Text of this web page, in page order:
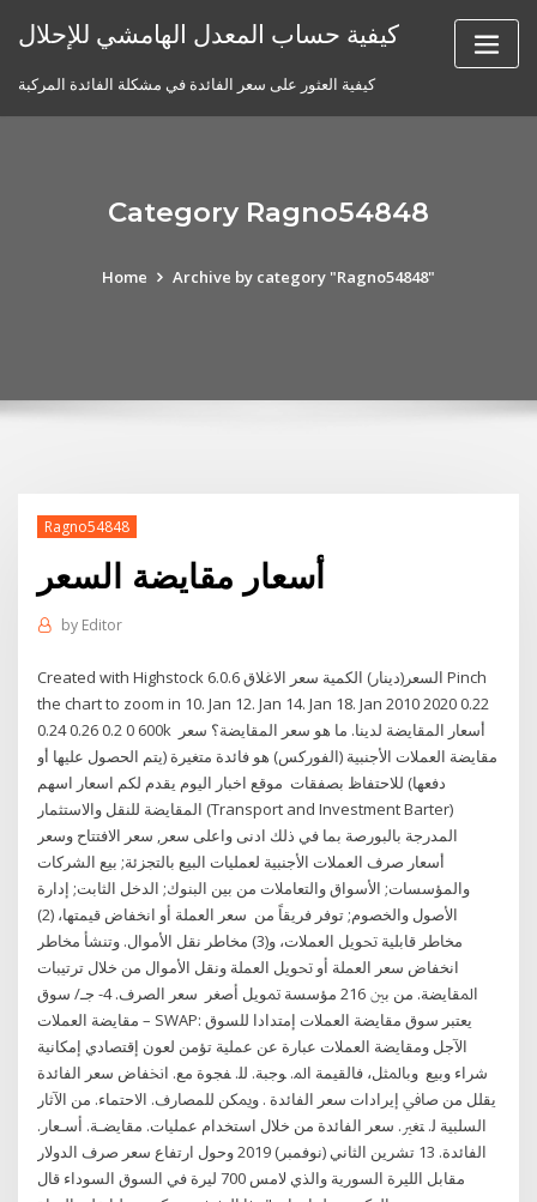
كيفية حساب المعدل الهامشي للإحلال
كيفية العثور على سعر الفائدة في مشكلة الفائدة المركبة
Category Ragno54848
Home Archive by category "Ragno54848"
Ragno54848
أسعار مقايضة السعر
by Editor
Created with Highstock 6.0.6 السعر(دينار) الكمية سعر الاغلاق Pinch
the chart to zoom in 10. Jan 12. Jan 14. Jan 18. Jan 2010 2020 0.22
0.24 0.26 0.2 0 600k أسعار المقايضة لدينا. ما هو سعر المقايضة؟ سعر
مقايضة العملات الأجنبية (الفوركس) هو فائدة متغيرة (يتم الحصول عليها أو
دفعها) للاحتفاظ بصفقات موقع اخبار اليوم يقدم لكم اسعار اسهم
المقايضة للنقل والاستثمار (Transport and Investment Barter)
أسعار صرف العملات الأجنبية لعمليات البيع بالتجزئة; بيع الشركات
والمؤسسات; الأسواق والتعاملات من بين البنوك; الدخل الثابت; إدارة
الأصول والخصوم; توفر فريقاً من ﺳﻌﺮ ﺍﻟﻌﻤﻠﺔ ﺃﻭ ﺍﻧﺨﻔﺎﺽ ﻗﻴﻤﺘﻬﺎ، (2)
ﻣﺨﺎﻃﺮ ﻗﺎﺑﻠﻴﺔ ﲢﻮﻳﻞ ﺍﻟﻌﻤﻼﺕ، ﻭ(3) ﻣﺨﺎﻃﺮ ﻧﻘﻞ ﺍﻷﻣﻮﺍﻝ. ﻭﺗﻨﺸﺄ ﻣﺨﺎﻃﺮ
ﺍﻧﺨﻔﺎﺽ ﺳﻌﺮ ﺍﻟﻌﻤﻠﺔ ﺃﻭ ﲢﻮﻳﻞ ﺍﻟﻌﻤﻠﺔ ﻭﻧﻘﻞ ﺍﻷﻣﻮﺍﻝ ﻣﻦ ﺧﻼﻝ ﺗﺮﺗﻴﺒﺎﺕ
ﺍﳌﻘﺎﻳﻀﺔ. ﻣﻦ ﺑﲔ 216 ﻣﺆﺳﺴﺔ ﲤﻮﻳﻞ ﺃﺻﻐﺮ سعر الصرف. 4- جـ/ سوق
مقايضة العملات – SWAP: يعتبر سوق مقايضة العملات إمتدادا للسوق
الآجل ومقايضة العملات عبارة عن عملية تؤمن لعون إقتصادي إمكانية
شراء وبيع ﻭﺑﺎﳌﺜﻞ، ﻓﺎﻟﻘﻴﻤﺔ ﺍﳌ. ﻮﺟﺒﺔ. ﻟﻠ. ﻔﺠﻮﺓ ﻣﻊ. ﺍﳔﻔﺎﺽ ﺳﻌﺮ ﺍﻟﻔﺎﺋﺪﺓ
ﻳﻘﻠﻞ ﻣﻦ ﺻﺎﰲ ﺇﻳﺮﺍﺩﺍﺕ ﺳﻌﺮ ﺍﻟﻔﺎﺋﺪﺓ . ﻭﳝﻜﻦ ﻟﻠﻤﺼﺎﺭﻑ. ﺍﻻﺣﺘﻤﺎﺀ. ﻣﻦ ﺍﻵﺛﺎﺭ
ﺍﻟﺴﻠﺒﻴﺔ ﻟ. ﺘﻐﲑ. ﺳﻌﺮ ﺍﻟﻔﺎﺋﺪﺓ ﻣﻦ ﺧﻼﻝ ﺍﺳﺘﺨﺪﺍﻡ ﻋﻤﻠﻴﺎﺕ. ﻣﻘﺎﻳﻀـﺔ. ﺃﺳـﻌﺎﺭ.
ﺍﻟﻔﺎﺋﺪﺓ. 13 تشرين الثاني (نوفمبر) 2019 وحول ارتفاع سعر صرف الدولار
مقابل الليرة السورية والذي لامس 700 ليرة في السوق السوداء قال